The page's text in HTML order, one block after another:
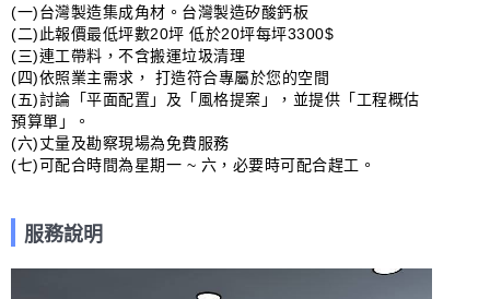
(一)台灣製造集成角材。台灣製造矽酸鈣板
(二)此報價最低坪數20坪 低於20坪每坪3300$
(三)連工帶料，不含搬運垃圾清理
(四)依照業主需求， 打造符合專屬於您的空間
(五)討論「平面配置」及「風格提案」，並提供「工程概估
預算單」。
(六)丈量及勘察現場為免費服務
(七)可配合時間為星期一 ~ 六，必要時可配合趕工。
服務說明